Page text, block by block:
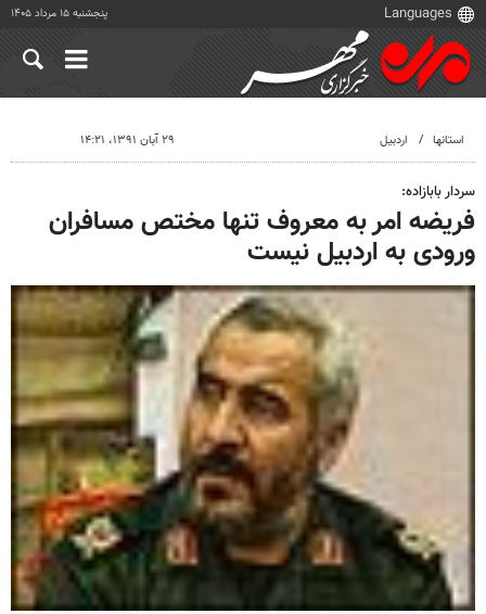
پنجشنبه ۱۵ مرداد ۱۴۰۵
استانها اردبیل ۲۹ آبان ۱۳۹۱، ۱۴:۲۱
سردار بابازاده:
فریضه امر به معروف تنها مختص مسافران
ورودی به اردبیل نیست